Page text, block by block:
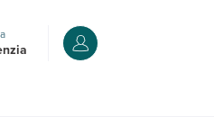
Accedi o registrati